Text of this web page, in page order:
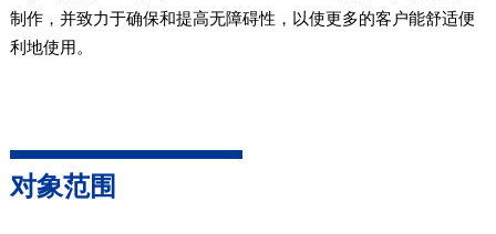
制作，并致力于确保和提高无障碍性，以使更多的客户能舒适便
利地使用。
对象范围